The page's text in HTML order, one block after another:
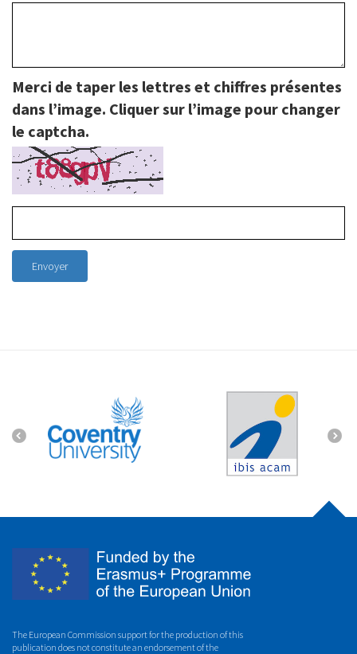
Merci de taper les lettres et chiffres présentes
dans l’image. Cliquer sur l’image pour changer
le captcha.
The European Commission support for the production of this
publication does not constitute an endorsement of the